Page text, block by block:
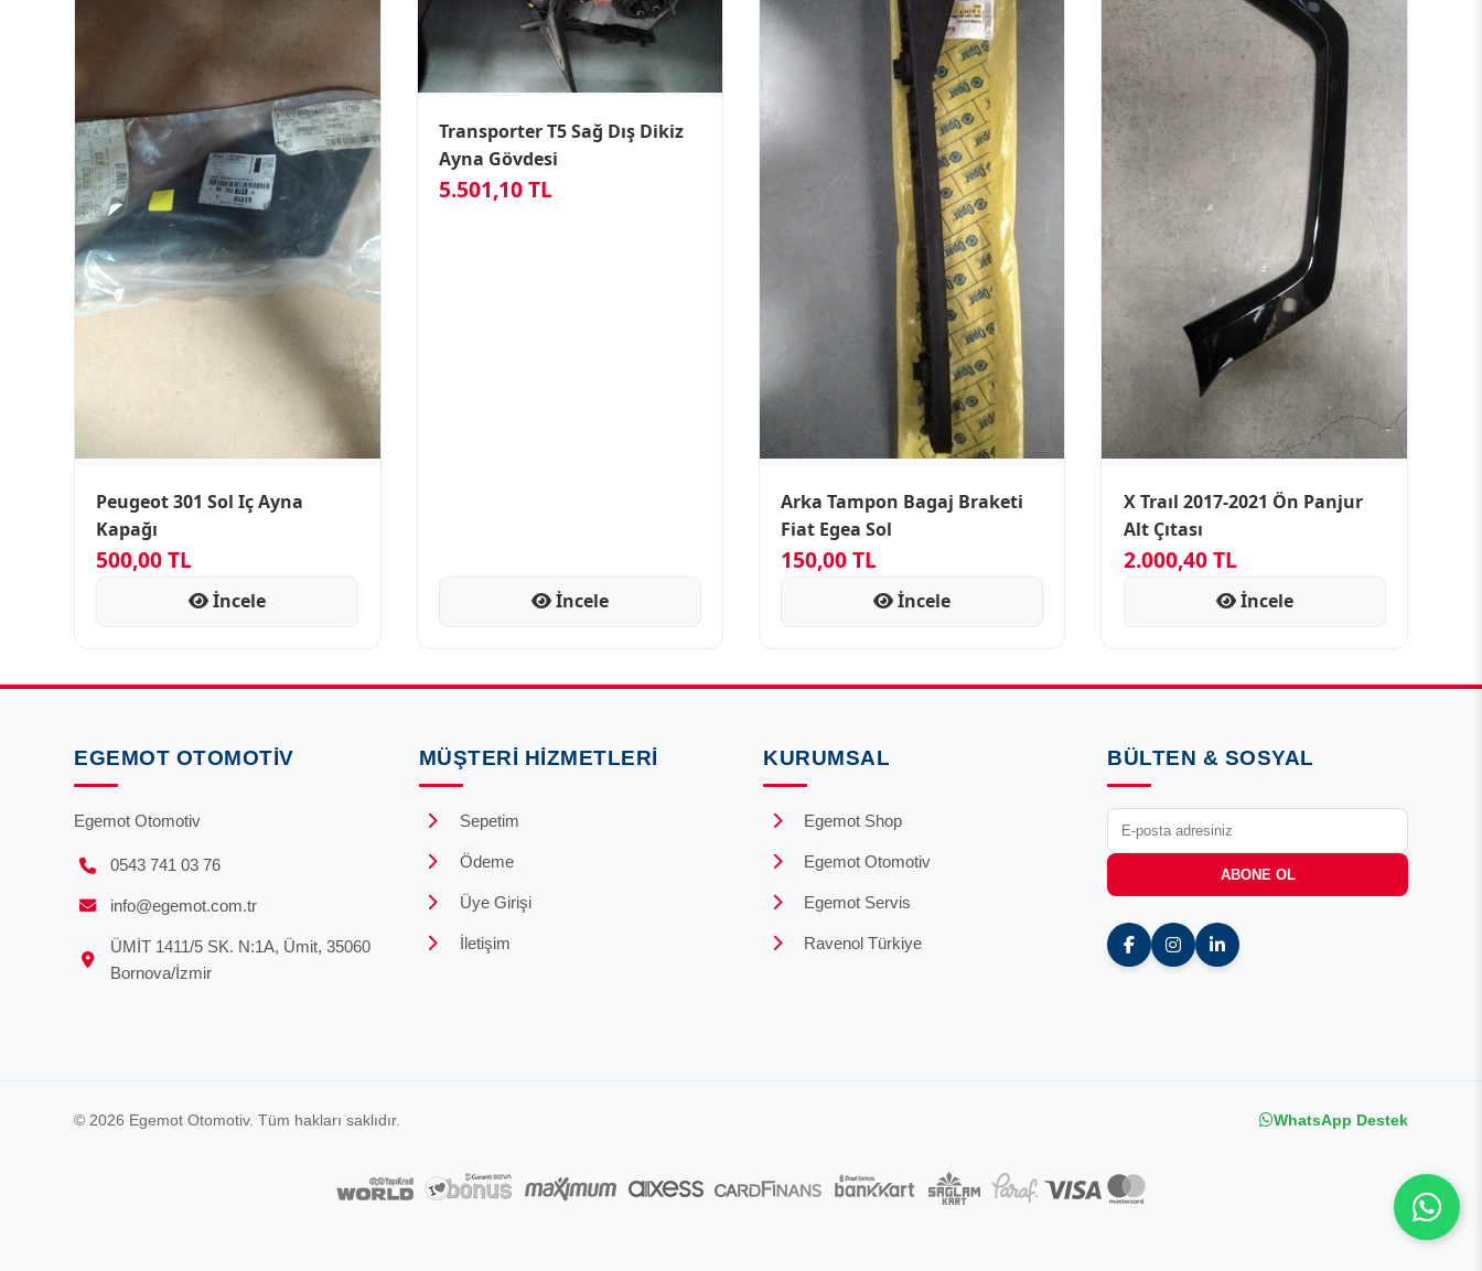
Peugeot 301 Sol Iç Ayna
Kapağı
500,00 TL
İncele
Transporter T5 Sağ Dış Dikiz
Ayna Gövdesi
5.501,10 TL
İncele
Arka Tampon Bagaj Braketi
Fiat Egea Sol
150,00 TL
İncele
X Traıl 2017-2021 Ön Panjur
Alt Çıtası
2.000,40 TL
İncele
EGEMOT OTOMOTIV
Egemot Otomotiv
0543 741 03 76
info@egemot.com.tr
ÜMİT 1411/5 SK. N:1A, Ümit, 35060
Bornova/İzmir
MÜŞTERI HIZMETLERI
Sepetim
Ödeme
Üye Girişi
İletişim
KURUMSAL
Egemot Shop
Egemot Otomotiv
Egemot Servis
Ravenol Türkiye
BÜLTEN & SOSYAL
ABONE OL
© 2026 Egemot Otomotiv. Tüm hakları saklıdır. WhatsApp Destek